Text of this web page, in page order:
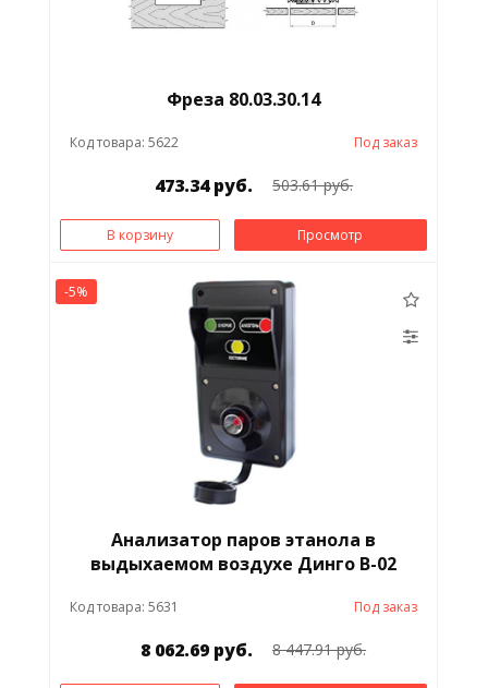
Фреза 80.03.30.14
Код товара: 5622 Под заказ
473.34 руб. 503.61 руб.
В корзину Просмотр
-5%
Анализатор паров этанола в
выдыхаемом воздухе Динго В-02
Код товара: 5631 Под заказ
8 062.69 руб. 8 447.91 руб.